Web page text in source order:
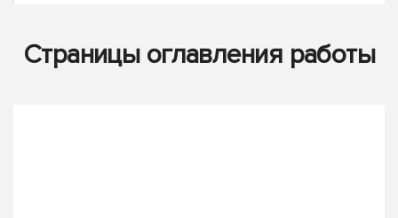
Страницы оглавления работы